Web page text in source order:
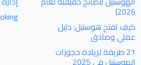
2026)
كيف تفتح هوستيل: دليل
عملي وصادق
21 طريقة لزيادة حجوزات
الهوستيل في 2025